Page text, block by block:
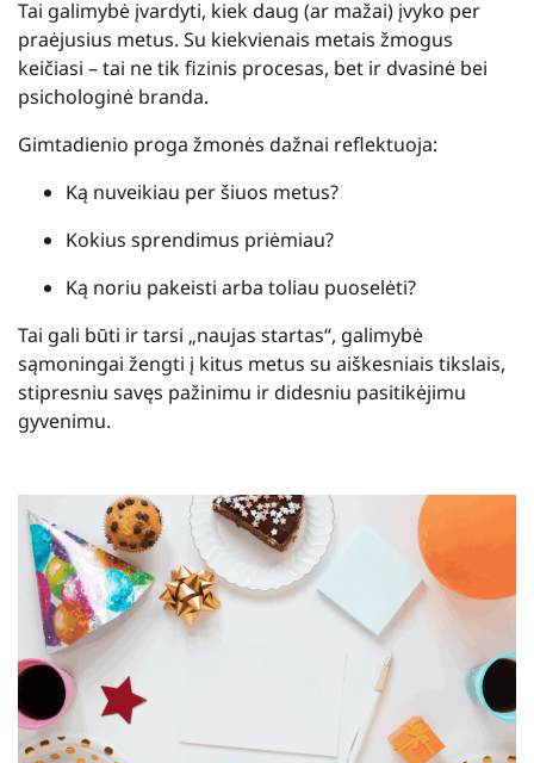
Tai galimybė įvardyti, kiek daug (ar mažai) įvyko per
praėjusius metus. Su kiekvienais metais žmogus
keičiasi – tai ne tik fizinis procesas, bet ir dvasinė bei
psichologinė branda.
Gimtadienio proga žmonės dažnai reflektuoja:
Ką nuveikiau per šiuos metus?
Kokius sprendimus priėmiau?
Ką noriu pakeisti arba toliau puoselėti?
Tai gali būti ir tarsi „naujas startas“, galimybė
sąmoningai žengti į kitus metus su aiškesniais tikslais,
stipresniu savęs pažinimu ir didesniu pasitikėjimu
gyvenimu.